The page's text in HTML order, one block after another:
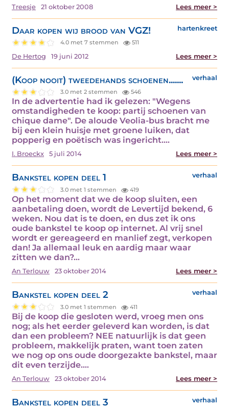
Treesje 21 oktober 2008 Lees meer >
Daar kopen wij brood van VGZ! hartenkreet
4.0 met 7 stemmen 511
De Hertog 19 juni 2012 Lees meer >
(Koop nooit) tweedehands schoenen....... verhaal
3.0 met 2 stemmen 546
In de advertentie had ik gelezen: "Wegens
omstandigheden te koop: partij schoenen van
chique dame". De aloude Veolia-bus bracht me
bij een klein huisje met groene luiken, dat
popperig en poëtisch was ingericht.…
I. Broeckx 5 juli 2014 Lees meer >
Bankstel kopen deel 1 verhaal
3.0 met 1 stemmen 419
Op het moment dat we de koop sluiten, een
aanbetaling doen, wordt de Levertijd bekend, 6
weken. Nou dat is te doen, en dus zet ik ons
oude bankstel te koop op internet. Al vrij snel
wordt er gereageerd en manlief zegt, verkopen
dan! Ja allemaal leuk en aardig maar waar
zitten we dan?…
An Terlouw 23 oktober 2014 Lees meer >
Bankstel kopen deel 2 verhaal
3.0 met 1 stemmen 411
Bij de koop die gesloten werd, vroeg men ons
nog; als het eerder geleverd kan worden, is dat
dan een probleem? NEE natuurlijk is dat geen
probleem, makkelijk praten, want toen zaten
we nog op ons oude doorgezakte bankstel, maar
dit even terzijde.…
An Terlouw 23 oktober 2014 Lees meer >
Bankstel kopen deel 3 verhaal